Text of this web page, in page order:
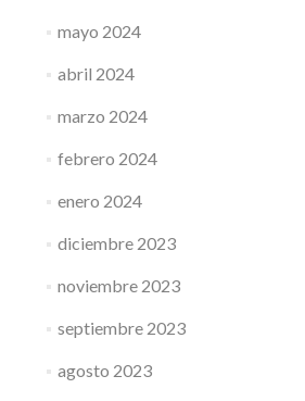
mayo 2024
abril 2024
marzo 2024
febrero 2024
enero 2024
diciembre 2023
noviembre 2023
septiembre 2023
agosto 2023